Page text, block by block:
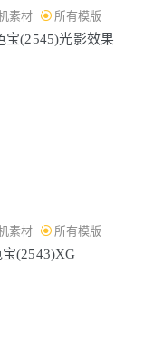
素材 所有模版
宝(2545)光影效果
素材 所有模版
(2543)XG